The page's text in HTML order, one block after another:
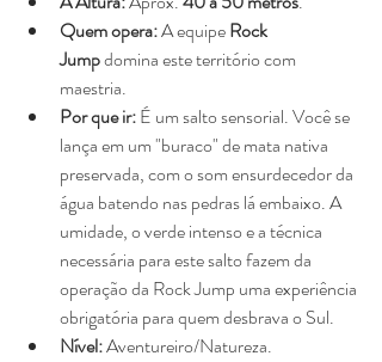
Quem opera: A equipe Rock
Jump domina este território com
maestria.
Por que ir: É um salto sensorial. Você se
lança em um "buraco" de mata nativa
preservada, com o som ensurdecedor da
água batendo nas pedras lá embaixo. A
umidade, o verde intenso e a técnica
necessária para este salto fazem da
operação da Rock Jump uma experiência
obrigatória para quem desbrava o Sul.
Nível: Aventureiro/Natureza.